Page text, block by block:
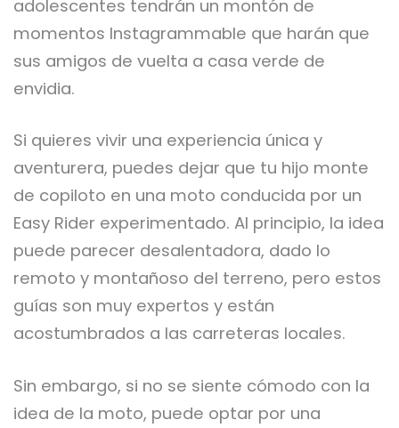
adolescentes tendrán un montón de
momentos Instagrammable que harán que
sus amigos de vuelta a casa verde de
envidia.
Si quieres vivir una experiencia única y
aventurera, puedes dejar que tu hijo monte
de copiloto en una moto conducida por un
Easy Rider experimentado. Al principio, la idea
puede parecer desalentadora, dado lo
remoto y montañoso del terreno, pero estos
guías son muy expertos y están
acostumbrados a las carreteras locales.
Sin embargo, si no se siente cómodo con la
idea de la moto, puede optar por una